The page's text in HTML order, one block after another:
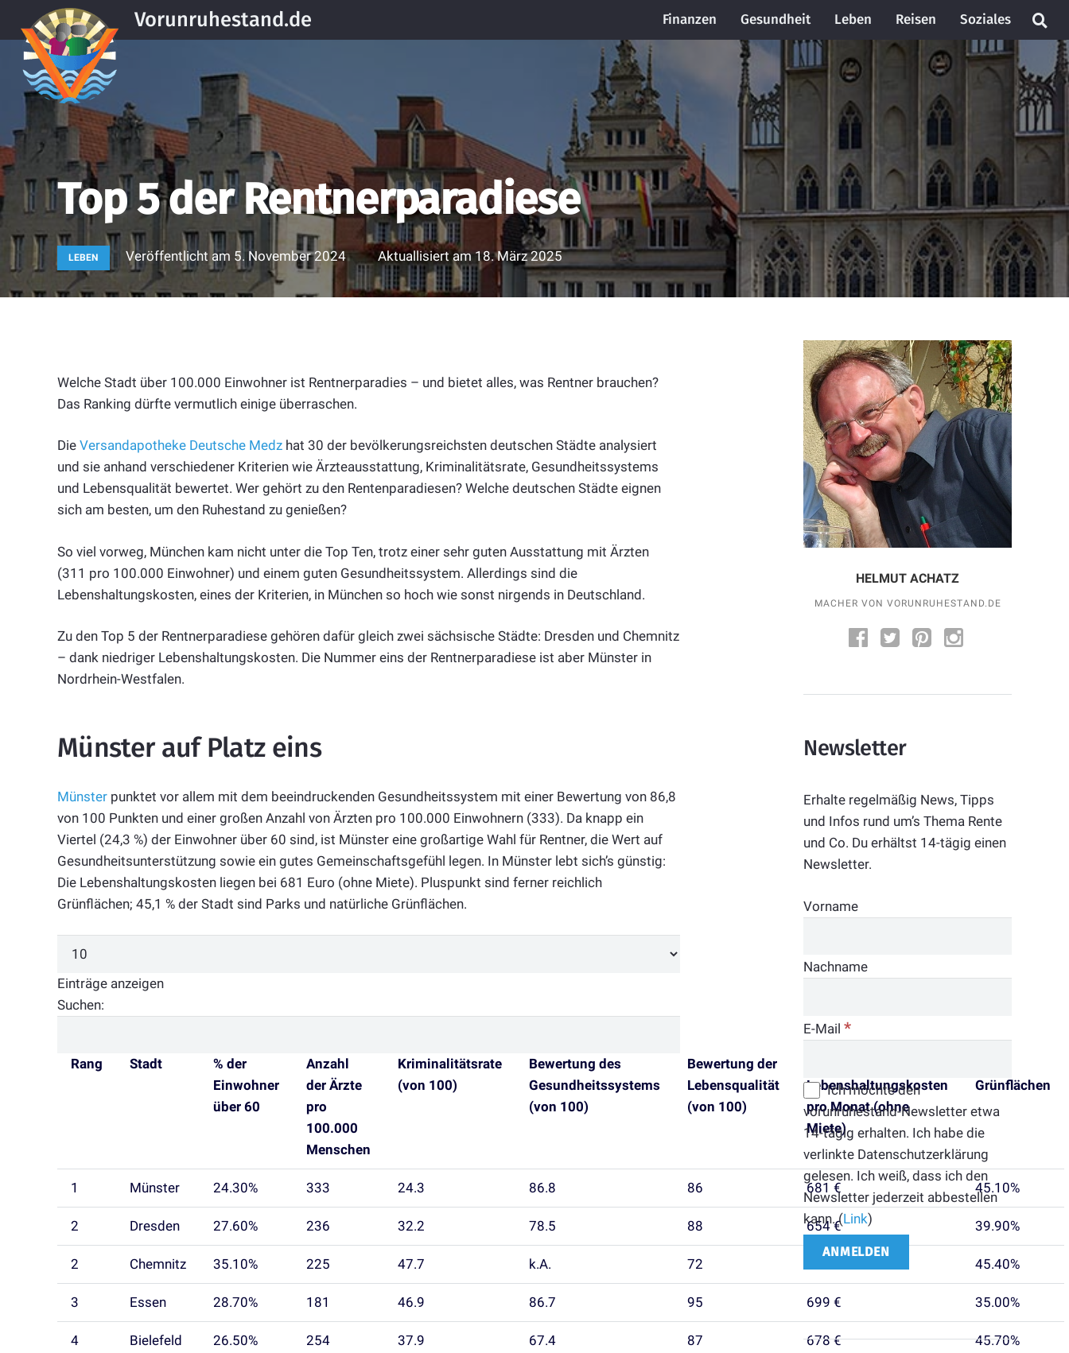
Vorunruhestand.de Finanzen Gesundheit Leben Reisen Soziales
Top 5 der Rentnerparadiese
LEBEN Veröffentlicht am 5. November 2024 Aktuallisiert am18. März 2025
Welche Stadt über 100.000 Einwohner ist Rentnerparadies – und bietet alles, was Rentner brauchen?
Das Ranking dürfte vermutlich einige überraschen.
Die Versandapotheke Deutsche Medz hat 30 der bevölkerungsreichsten deutschen Städte analysiert
und sie anhand verschiedener Kriterien wie Ärzteausstattung, Kriminalitätsrate, Gesundheitssystems
und Lebensqualität bewertet. Wer gehört zu den Rentenparadiesen? Welche deutschen Städte eignen
sich am besten, um den Ruhestand zu genießen?
So viel vorweg, München kam nicht unter die Top Ten, trotz einer sehr guten Ausstattung mit Ärzten
(311 pro 100.000 Einwohner) und einem guten Gesundheitssystem. Allerdings sind die
Lebenshaltungskosten, eines der Kriterien, in München so hoch wie sonst nirgends in Deutschland.
Zu den Top 5 der Rentnerparadiese gehören dafür gleich zwei sächsische Städte: Dresden und Chemnitz
– dank niedriger Lebenshaltungskosten. Die Nummer eins der Rentnerparadiese ist aber Münster in
Nordrhein-Westfalen.
Münster auf Platz eins
Münster punktet vor allem mit dem beeindruckenden Gesundheitssystem mit einer Bewertung von 86,8
von 100 Punkten und einer großen Anzahl von Ärzten pro 100.000 Einwohnern (333). Da knapp ein
Viertel (24,3 %) der Einwohner über 60 sind, ist Münster eine großartige Wahl für Rentner, die Wert auf
Gesundheitsunterstützung sowie ein gutes Gemeinschaftsgefühl legen. In Münster lebt sich’s günstig:
Die Lebenshaltungskosten liegen bei 681 Euro (ohne Miete). Pluspunkt sind ferner reichlich
Grünflächen; 45,1 % der Stadt sind Parks und natürliche Grünflächen.
Einträge anzeigen
Suchen:
Rang Stadt
% der
Einwohner
über 60
Anzahl
der Ärzte
pro
100.000
Menschen
Kriminalitätsrate
(von 100)
Bewertung des
Gesundheitssystems
(von 100)
Bewertung der
Lebensqualität
(von 100)
Lebenshaltungskosten
pro Monat (ohne
Miete)
Grünflächen
1 Münster 24.30% 333 24.3 86.8 86 681 € 45.10%
2 Dresden 27.60% 236 32.2 78.5 88 654 € 39.90%
2 Chemnitz 35.10% 225 47.7 k.A. 72 45.40%
3 Essen 28.70% 181 46.9 86.7 95 699 € 35.00%
4 Bielefeld 26.50% 254 37.9 67.4 87 678 € 45.70%
HELMUT ACHATZ
MACHER VON VORUNRUHESTAND.DE
Newsletter
Erhalte regelmäßig News, Tipps
und Infos rund um’s Thema Rente
und Co. Du erhältst 14-tägig einen
Newsletter.
Vorname
Nachname
E-Mail*
Ich möchte den
vorunruhestand-Newsletter etwa
14-tägig erhalten. Ich habe die
verlinkte Datenschutzerklärung
gelesen. Ich weiß, dass ich den
Newsletter jederzeit abbestellen
kann. (Link)